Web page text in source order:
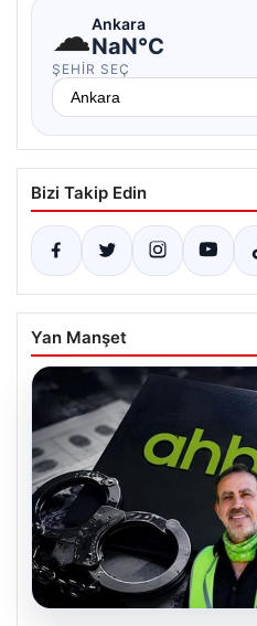
☁Ankara
NaN°C
ŞEHIR SEÇ
Bizi Takip Edin
Yan Manşet